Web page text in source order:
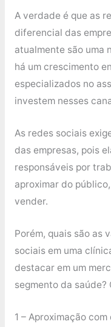
A verdade é que as
diferencial das
atualmente são uma
há um crescimento
especializados no
investem nesses
As redes sociais
das empresas, pois
responsáveis por
aproximar do
vender.
Porém, quais são as
sociais em uma
destacar em um
segmento da
1 – Aproximação